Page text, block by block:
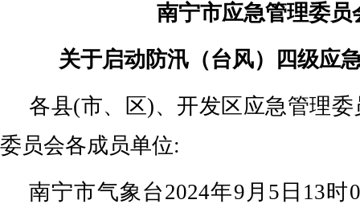
南宁市应急管理委员
关于启动防汛（台风）四级应
各县(市、区)、开发区应急管理
委员会各成员单位:
南宁市气象台2024年9月5日13时